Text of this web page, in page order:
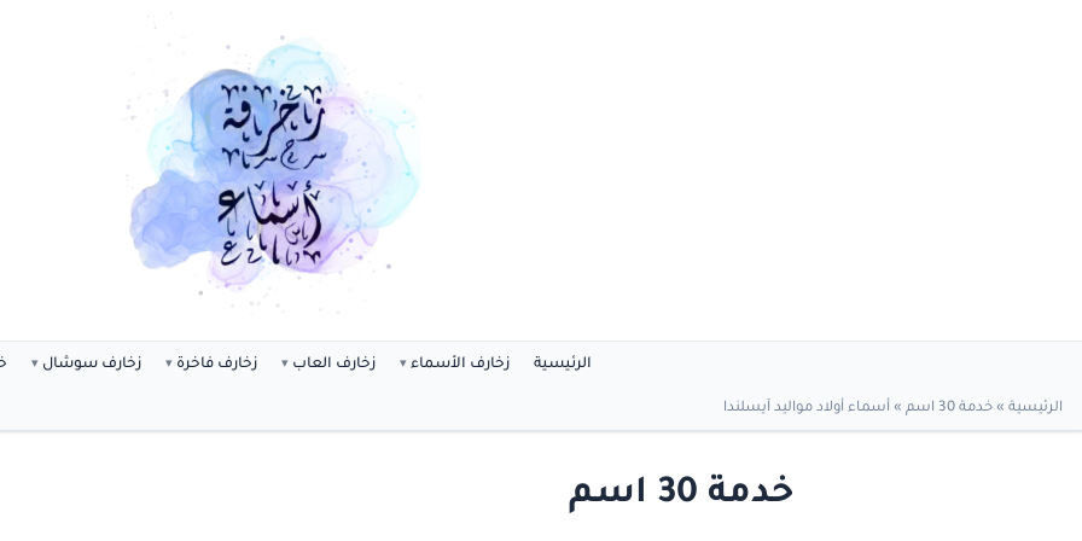
الرئيسية زخارف الأسماء زخارف العاب زخارف فاخرة زخارف سوشال
الرئيسية » خدمة 30 اسم » أسماء أولاد مواليد آيسلندا
خدمة 30 اسم